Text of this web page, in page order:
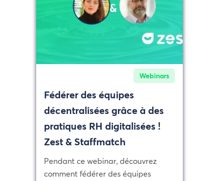
Webinars
Fédérer des équipes
décentralisées grâce à des
pratiques RH digitalisées !
Zest & Staffmatch
Pendant ce webinar, découvrez
comment fédérer des équipes